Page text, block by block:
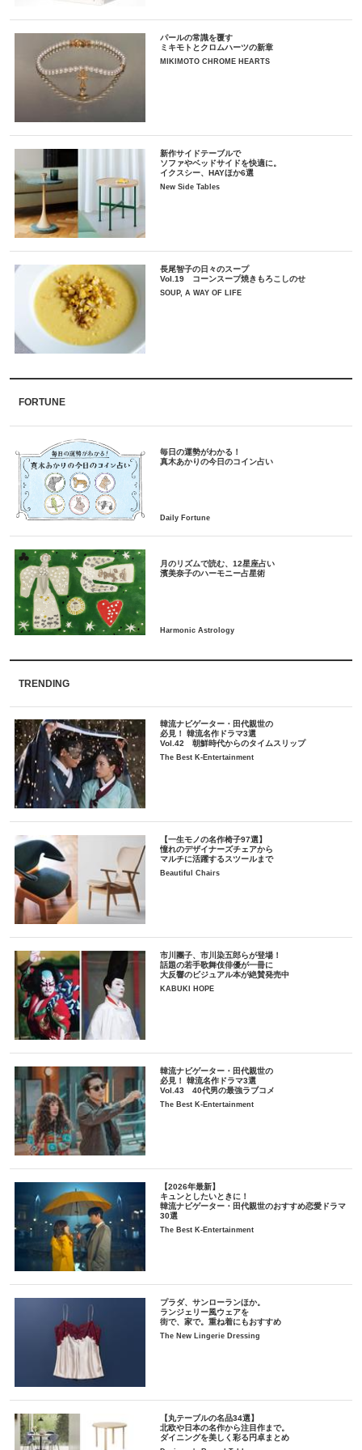
パールの常識を覆す
ミキモトとクロムハーツの新章
MIKIMOTO CHROME HEARTS
新作サイドテーブルで
ソファやベッドサイドを快適に。
イクスシー、HAYほか6選
New Side Tables
長尾智子の日々のスープ
Vol.19 コーンスープ焼きもろこしのせ
SOUP, A WAY OF LIFE
FORTUNE
毎日の運勢がわかる！
月のリズムで読む、12星座占い
TRENDING
韓流ナビゲーター・田代親世の
必見！ 韓流名作ドラマ3選
Vol.42 朝鮮時代からのタイムスリップ
The Best K-Entertainment
【一生モノの名作椅子97選】
憧れのデザイナーズチェアから
マルチに活躍するスツールまで
Beautiful Chairs
市川團子、市川染五郎らが登場！
話題の若手歌舞伎俳優が一冊に
大反響のビジュアル本が絶賛発売中
KABUKI HOPE
韓流ナビゲーター・田代親世の
必見！ 韓流名作ドラマ3選
Vol.43 40代男の最強ラブコメ
The Best K-Entertainment
【2026年最新】
キュンとしたいときに！
韓流ナビゲーター・田代親世のおすすめ恋愛ドラマ
30選
The Best K-Entertainment
プラダ、サンローランほか。
ランジェリー風ウェアを
街で、家で。重ね着にもおすすめ
The New Lingerie Dressing
【丸テーブルの名品34選】
北欧や日本の名作から注目作まで。
ダイニングを美しく彩る円卓まとめ